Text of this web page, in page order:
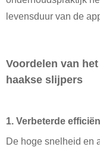
levensduur van de
Voordelen van
haakse slijpers
1. Verbeterde
De hoge snelheid en